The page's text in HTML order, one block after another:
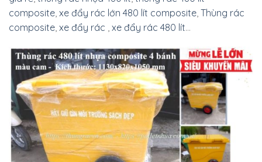
composite xe đẩy rác lớn 480 lít composite Thùng rác
composite xe đẩy rác xe đẩy rác 480 lít…